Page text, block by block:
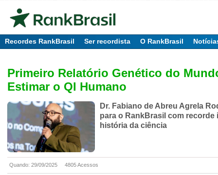
Recordes RankBrasil Ser recordista O RankBrasil
Primeiro Relatório Genético do
Estimar o QI Humano
Dr. Fabiano de Abreu Agrela
para o RankBrasil com recorde
história da ciência
Quando: 29/09/2025 4805 Acessos